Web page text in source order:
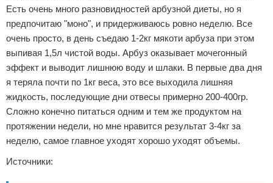
Есть очень много разновидностей арбузной диеты, но я
предпочитаю "моно", и придерживаюсь ровно неделю. Все
очень просто, в день съедаю 1-2кг мякоти арбуза при этом
выпивая 1,5л чистой воды. Арбуз оказывает мочегонный
эффект и выводит лишнюю воду и шлаки. В первые два дня
я теряла почти по 1кг веса, это все выходила лишняя
жидкость, последующие дни отвесы примерно 200-400гр.
Сложно конечно питаться одним и тем же продуктом на
протяжении недели, но мне нравится результат 3-4кг за
неделю, самое главное уходят хорошо уходят объемы.
Источники: